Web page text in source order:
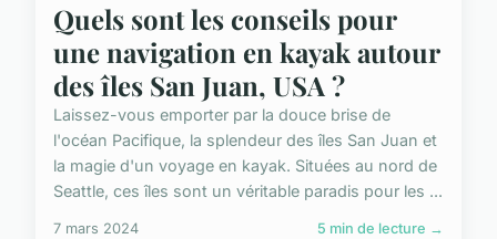
Quels sont les conseils pour
une navigation en kayak autour
des îles San Juan, USA ?
Laissez-vous emporter par la douce brise de
l'océan Pacifique, la splendeur des îles San Juan et
la magie d'un voyage en kayak. Situées au nord de
Seattle, ces îles sont un véritable paradis pour les ...
7 mars 2024 5 min de lecture →